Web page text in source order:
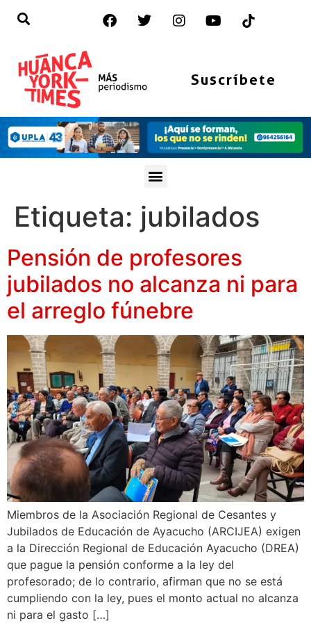
Suscríbete
Etiqueta: jubilados
Pensión de profesores
jubilados no alcanza ni para
el arreglo fúnebre
Miembros de la Asociación Regional de Cesantes y
Jubilados de Educación de Ayacucho (ARCIJEA) exigen
a la Dirección Regional de Educación Ayacucho (DREA)
que pague la pensión conforme a la ley del
profesorado; de lo contrario, afirman que no se está
cumpliendo con la ley, pues el monto actual no alcanza
ni para el gasto […]